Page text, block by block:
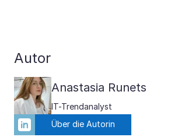
Autor
Anastasia Runets
IT-Trendanalyst
Über die Autorin